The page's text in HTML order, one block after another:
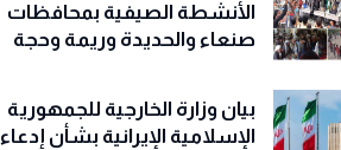
الأنشطة الصيفية بمحافظات
صنعاء والحديدة وريمة وحجة
‏بيان وزارة الخارجية للجمهورية
الإسلامية الإيرانية بشأن إدعاء